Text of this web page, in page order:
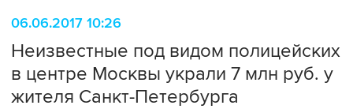
06.06.2017 10:26
Неизвестные под видом полицейских
в центре Москвы украли 7 млн руб. у
жителя Санкт-Петербурга